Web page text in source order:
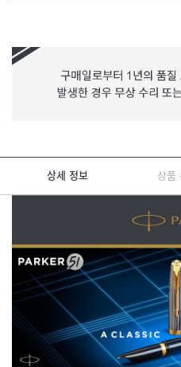
상세 정보 상품